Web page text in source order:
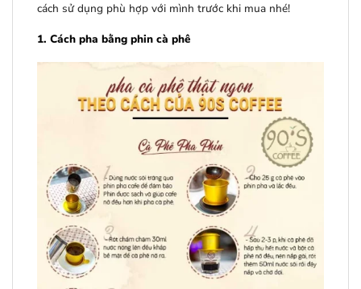
cách sử dụng phù hợp với mình trước khi mua nhé!
1. Cách pha bằng phin cà phê